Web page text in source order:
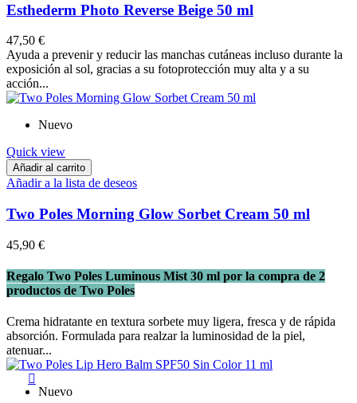
Esthederm Photo Reverse Beige 50 ml
47,50 €
Ayuda a prevenir y reducir las manchas cutáneas incluso durante la
exposición al sol, gracias a su fotoprotección muy alta y a su
acción...
Nuevo
Quick view
Añadir al carrito
Añadir a la lista de deseos
Two Poles Morning Glow Sorbet Cream 50 ml
45,90 €
Regalo Two Poles Luminous Mist 30 ml por la compra de 2
productos de Two Poles
Crema hidratante en textura sorbete muy ligera, fresca y de rápida
absorción. Formulada para realzar la luminosidad de la piel,
atenuar...
Nuevo
